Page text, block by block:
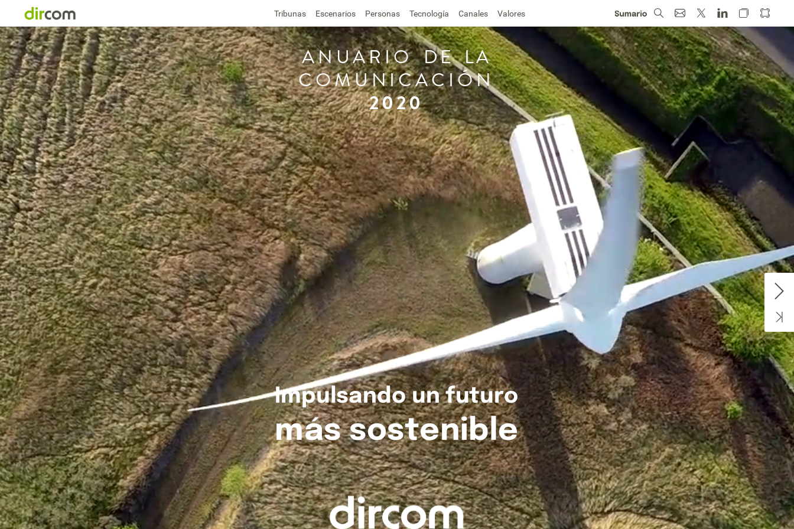
Tribunas Escenarios Personas Tecnología Canales Valores
ANUARIO DE LA
COMUNICACIÓN
2020
Impulsando un futuro
más sostenible